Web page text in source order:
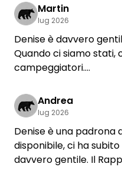
Martin
lug 2026
Denise è davvero
Quando ci siamo stati,
campeggiatori.
bisogna andare nel
Andrea
lug 2026
Denise è una padrona
disponibile, ci ha
davvero gentile. Il